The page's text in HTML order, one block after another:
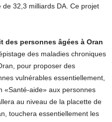
32,3 milliards DA. Ce projet
des personnes âgées à Oran
des maladies chroniques
pour proposer des
vulnérables essentiellement,
«Santé-aide» aux personnes
au niveau de la placette de
touchera essentiellement les